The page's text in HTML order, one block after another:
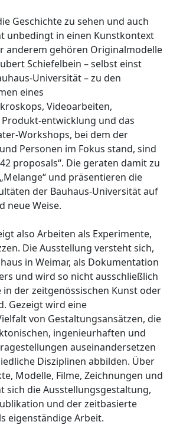
Geschichte zu sehen und auch
unbedingt in einen Kunstkontext
anderem gehören Originalmodelle
Schiefelbein – selbst einst
Universität – zu den
eines
Videoarbeiten,
entwicklung und das
Workshops, bei dem der
Personen im Fokus stand, sind
proposals“. Die geraten damit zu
und präsentieren die
der Bauhaus-Universität auf
neue Weise.
also Arbeiten als Experimente,
Die Ausstellung versteht sich,
in Weimar, als Dokumentation
und wird so nicht ausschließlich
in der zeitgenössischen Kunst oder
Gezeigt wird eine
von Gestaltungsansätzen, die
ingenieurhaften und
auseinandersetzen
Disziplinen abbilden. Über
Modelle, Filme, Zeichnungen und
sich die Ausstellungsgestaltung,
und der zeitbasierte
eigenständige Arbeit.